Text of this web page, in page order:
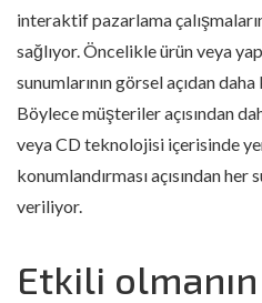
interaktif pazarlama
sağlıyor. Öncelikle ürün veya
sunumlarının görsel açıdan
Böylece müşteriler açısından
veya CD teknolojisi içerisinde
konumlandırması açısından
veriliyor.
Etkili